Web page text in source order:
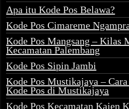
Apa itu Kode Pos Belawa?
Kode Pos Cimareme
Kode Pos Mangsang – Kilas
Kecamatan Palembang
Kode Pos Sipin Jambi
Kode Pos Mustikajaya –
Kode Pos di Mustikajaya
Kode Pos Kecamatan Kajen